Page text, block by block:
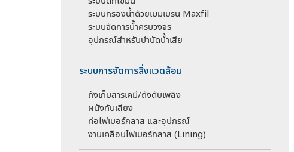
ระบบกรองน้ำด้วยเมมเบรน Maxfil
ระบบจัดการน้ำครบวงจร
อุปกรณ์สำหรับบำบัดน้ำเสีย
ระบบการจัดการสิ่งแวดล้อม
ถังเก็บสารเคมี/ถังดับเพลิง
ผนังกันเสียง
ท่อไฟเบอร์กลาส และอุปกรณ์
งานเคลือบไฟเบอร์กลาส (Lining)